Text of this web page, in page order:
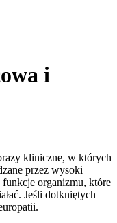
i
kliniczne, w których
przez wysoki
organizmu, które
Jeśli dotkniętych